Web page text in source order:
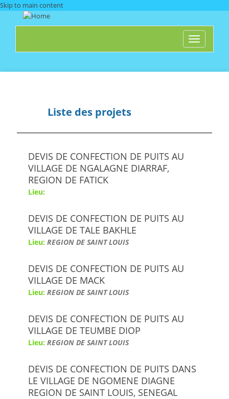
Skip to main content
Toggle
Liste des projets
DEVIS DE CONFECTION DE PUITS AU
VILLAGE DE NGALAGNE DIARRAF,
REGION DE FATICK
Lieu:
DEVIS DE CONFECTION DE PUITS AU
VILLAGE DE TALE BAKHLE
Lieu: REGION DE SAINT LOUIS
DEVIS DE CONFECTION DE PUITS AU
VILLAGE DE MACK
Lieu: REGION DE SAINT LOUIS
DEVIS DE CONFECTION DE PUITS AU
VILLAGE DE TEUMBE DIOP
Lieu: REGION DE SAINT LOUIS
DEVIS DE CONFECTION DE PUITS DANS
LE VILLAGE DE NGOMENE DIAGNE
REGION DE SAINT LOUIS, SENEGAL